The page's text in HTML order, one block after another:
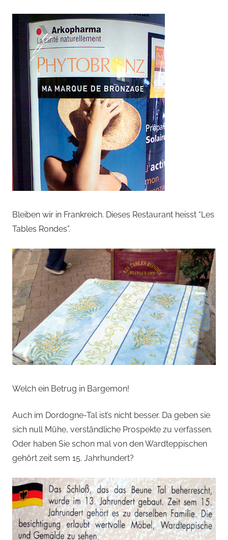
Bleiben wir in Frankreich. Dieses Restaurant heisst “Les
Tables Rondes”.
Welch ein Betrug in Bargemon!
Auch im Dordogne-Tal ist’s nicht besser. Da geben sie
sich null Mühe, verständliche Prospekte zu verfassen.
Oder haben Sie schon mal von den Wardteppischen
gehört zeit sem 15. Jahrhundert?